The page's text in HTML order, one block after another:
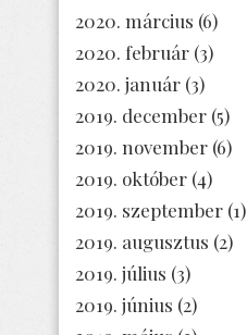
2020. március (6)
2020. február (3)
2020. január (3)
2019. december (5)
2019. november (6)
2019. október (4)
2019. szeptember (1)
2019. augusztus (2)
2019. július (3)
2019. június (2)